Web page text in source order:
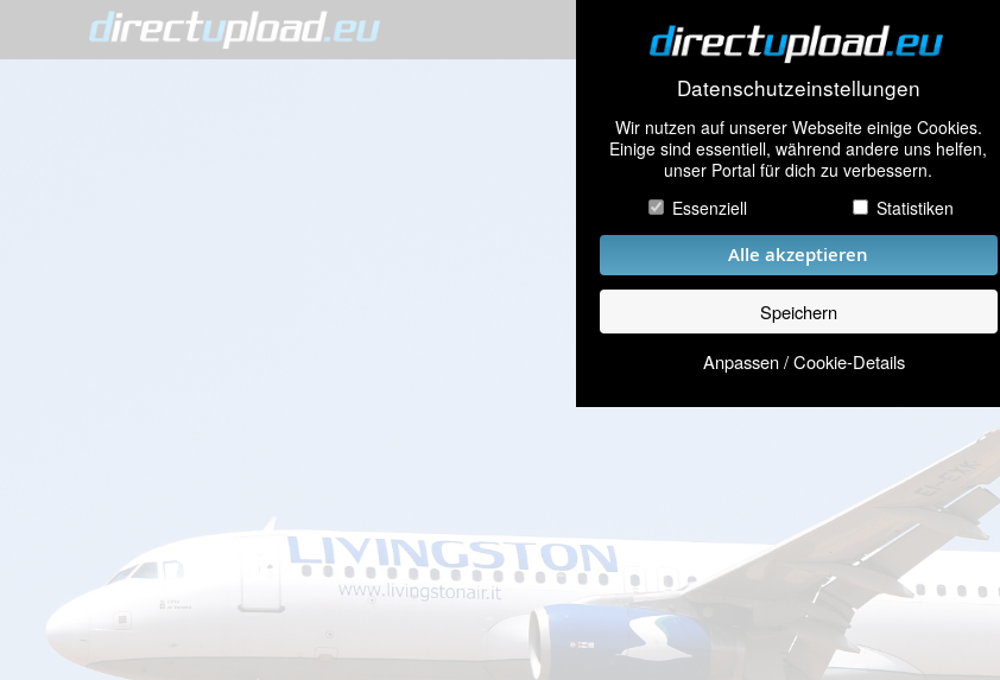
Datenschutzeinstellungen
Wir nutzen auf unserer Webseite einige Cookies.
Einige sind essentiell, während andere uns helfen,
unser Portal für dich zu verbessern.
Essenziell
Statistiken
Alle akzeptieren
Speichern
Anpassen / Cookie-Details
Bilder